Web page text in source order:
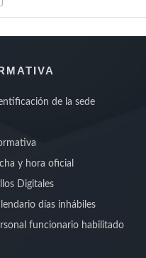
de la sede
y hora oficial
Digitales
días inhábiles
funcionario habilitado